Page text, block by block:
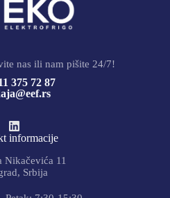
nas ili nam pišite 24/7!
375 72 87
informacije
Nikačevića 11
Srbija